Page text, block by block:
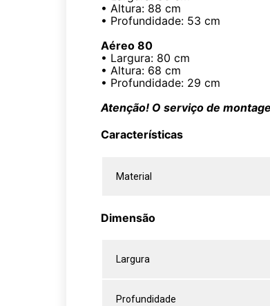
• Altura: 88 cm
• Profundidade: 53 cm
Aéreo 80
• Largura: 80 cm
• Altura: 68 cm
• Profundidade: 29 cm
Atenção! O serviço de
Características
Material
Dimensão
Largura
Profundidade